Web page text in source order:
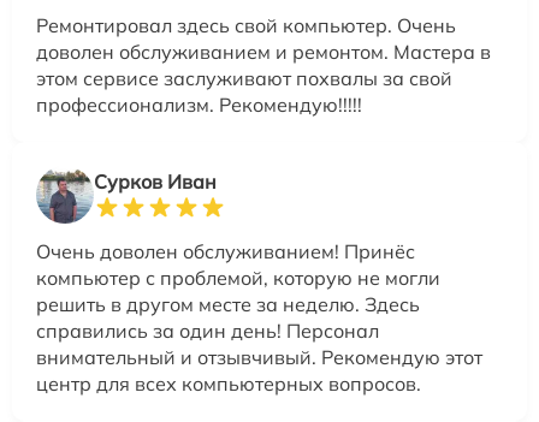
Ремонтировал здесь свой компьютер. Очень
доволен обслуживанием и ремонтом. Мастера в
этом сервисе заслуживают похвалы за свой
профессионализм. Рекомендую!!!!!
Сурков Иван
Очень доволен обслуживанием! Принёс
компьютер с проблемой, которую не могли
решить в другом месте за неделю. Здесь
справились за один день! Персонал
внимательный и отзывчивый. Рекомендую этот
центр для всех компьютерных вопросов.